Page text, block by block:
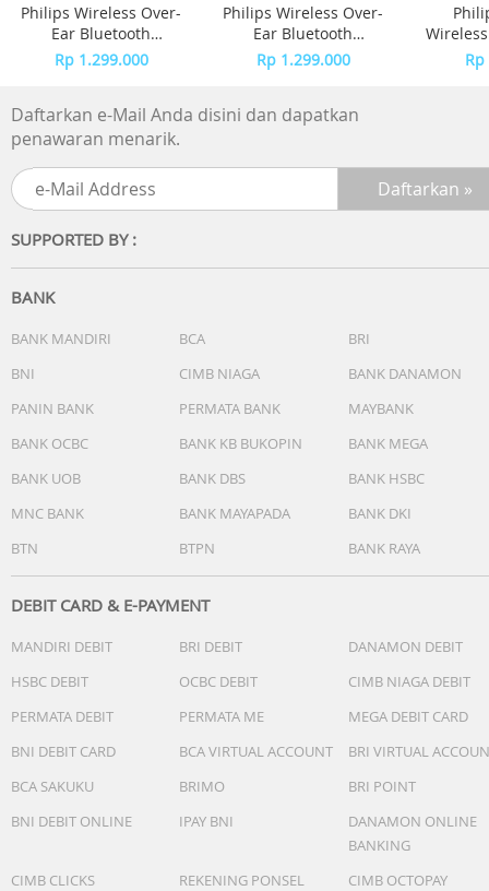
Philips Wireless Over-
Ear Bluetooth
Headphones Adaptive
Noise Canceling
Rp 1.299.000
Philips Wireless Over-
Ear Bluetooth
Headphones Adaptive
Noise Canceling
Rp 1.299.000
Daftarkan e-Mail Anda disini dan dapatkan
penawaran menarik.
SUPPORTED BY :
BANK
BANK MANDIRI BCA
BRI
BNI
CIMB NIAGA
BANK DANAMON
PANIN BANK
PERMATA BANK
MAYBANK
BANK OCBC
BANK KB BUKOPIN
BANK MEGA
BANK UOB
BANK DBS
BANK HSBC
MNC BANK
BANK MAYAPADA
BANK DKI
BTN
BTPN BANK RAYA
DEBIT CARD & E-PAYMENT
MANDIRI DEBIT BRI DEBIT
DANAMON DEBIT
HSBC DEBIT
OCBC DEBIT
CIMB NIAGA DEBIT
PERMATA DEBIT
PERMATA ME
MEGA DEBIT CARD
BNI DEBIT CARD
BCA VIRTUAL ACCOUNT
BRI VIRTUAL
BCA SAKUKU
BRIMO
BRI POINT
BNI DEBIT ONLINE
IPAY BNI
DANAMON ONLINE
BANKING
CIMB CLICKS
REKENING PONSEL
CIMB OCTOPAY